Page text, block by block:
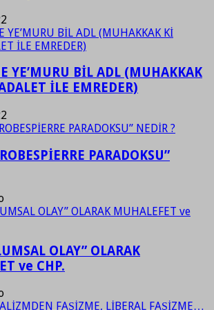
YE’MURU BİL ADL (MUHAKKAK
İLE EMREDER)
PARADOKSU”
OLAY” OLARAK
ve CHP.